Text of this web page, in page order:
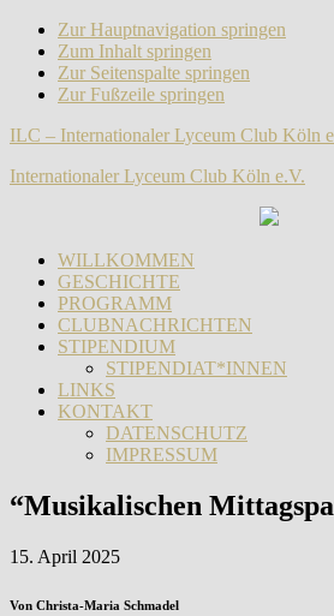
Zur Hauptnavigation springen
Zum Inhalt springen
Zur Seitenspalte springen
Zur Fußzeile springen
ILC – Internationaler Lyceum Club Köln
Internationaler Lyceum Club Köln e.V.
WILLKOMMEN
GESCHICHTE
PROGRAMM
CLUBNACHRICHTEN
STIPENDIUM
STIPENDIAT*INNEN
LINKS
KONTAKT
DATENSCHUTZ
IMPRESSUM
“Musikalischen
15. April 2025
Von Christa-Maria Schmadel